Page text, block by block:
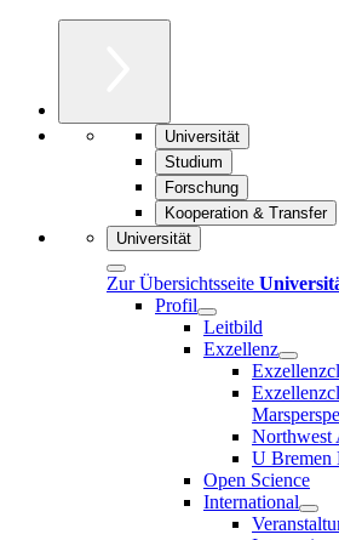
Universität
Studium
Forschung
Kooperation & Transfer
Universität
Zur Übersichtsseite
Profil
Leitbild
Exzellenz
Northwest
U Bremen
Open Science
International